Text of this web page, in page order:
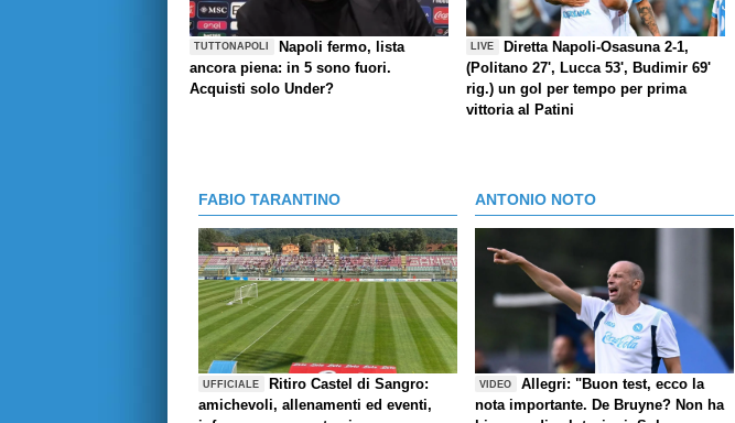
TUTTONAPOLI
Napoli fermo, lista
ancora piena: in 5 sono fuori.
Acquisti solo Under?
LIVE
Diretta Napoli-Osasuna 2-1,
(Politano 27', Lucca 53', Budimir 69'
rig.) un gol per tempo per prima
vittoria al Patini
FABIO TARANTINO
UFFICIALE
Ritiro Castel di Sangro:
amichevoli, allenamenti ed eventi,
ANTONIO NOTO
VIDEO
Allegri: "Buon test, ecco la
nota importante. De Bruyne? Non ha